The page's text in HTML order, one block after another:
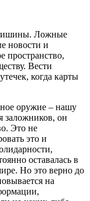
тишины. Ложные
новости и
пространство,
Вести
когда карты
оружие – нашу
заложников, он
Это не
это и
оставалась в
Но это верно до
на